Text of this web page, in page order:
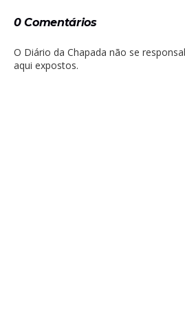
0 Comentários
O Diário da Chapada não se
aqui expostos.